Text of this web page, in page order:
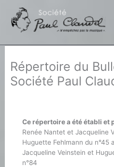
contenu
Répertoire du
Société Paul
Ce répertoire a été établi et
Renée Nantet et Jacqueline
Huguette Fehlmann du n°45
Jacqueline Veinstein et
n°84